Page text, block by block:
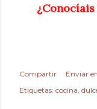
Compartir
Enviar
Etiquetas: cocina